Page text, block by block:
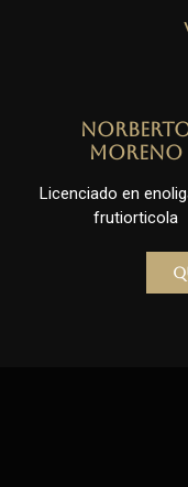
Moreno
Licenciado en
frutiorticola